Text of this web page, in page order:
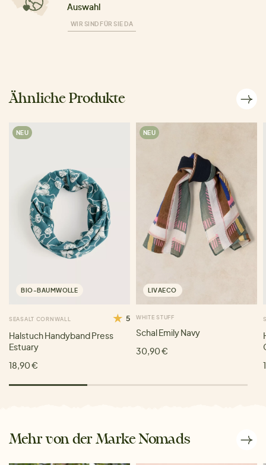
Auswahl
WIR SIND FÜR SIE DA
Ähnliche Produkte
NEU
BIO-BAUMWOLLE
SEASALT CORNWALL 5
Halstuch Handyband Press
Estuary
18,90 €
NEU
LIVAECO
WHITE STUFF
Schal Emily Navy
30,90 €
Mehr von der Marke Nomads